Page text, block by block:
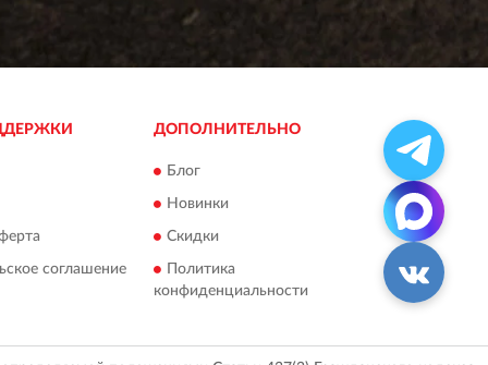
соглашение
ДОПОЛНИТЕЛЬНО
Блог
Новинки
Скидки
Политика
конфиденциальности